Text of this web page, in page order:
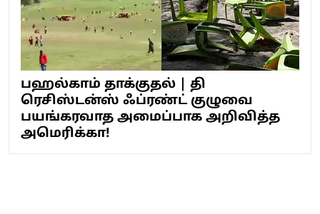
பஹல்காம் தாக்குதல் | தி
ரெசிஸ்டன்ஸ் ஃப்ரண்ட் குழுவை
பயங்கரவாத அமைப்பாக அறிவித்த
அமெரிக்கா!